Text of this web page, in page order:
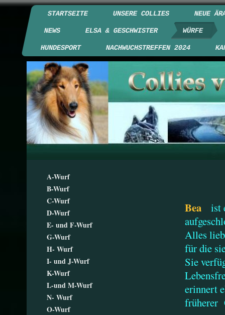
STARTSEITE UNSERE COLLIES NEUE
NEWS ELSA & GESCHWISTER WÜRFE
HUNDESPORT NACHWUCHSTREFFEN 2024
Bea
ist
Alles
für die
Sie
erinnert
früherer
A-Wurf
B-Wurf
C-Wurf
D-Wurf
E- und F-Wurf
G-Wurf
H- Wurf
I- und J-Wurf
K-Wurf
L-und M-Wurf
N- Wurf
O-Wurf